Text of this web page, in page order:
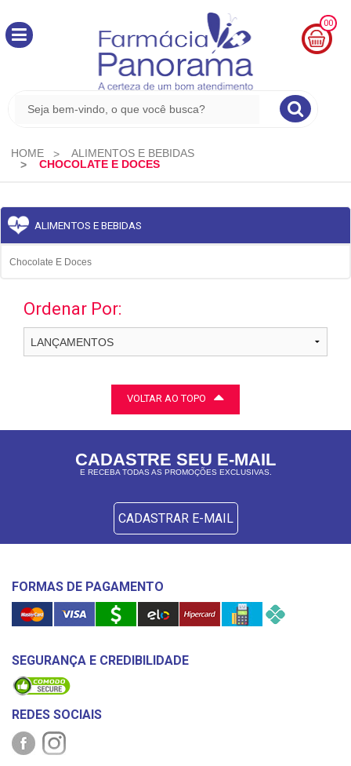
00
0,00
HOME
ALIMENTOS E BEBIDAS
CHOCOLATE E DOCES
ALIMENTOS E BEBIDAS
Chocolate E Doces
Ordenar Por:
VOLTAR AO TOPO
CADASTRE SEU E-MAIL
E RECEBA TODAS AS PROMOÇÕES EXCLUSIVAS.
CADASTRAR E-MAIL
FORMAS DE PAGAMENTO
SEGURANÇA E CREDIBILIDADE
REDES SOCIAIS